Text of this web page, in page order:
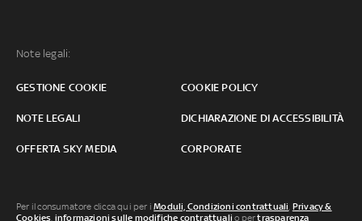
Note legali:
GESTIONE COOKIE COOKIE POLICY
NOTE LEGALI DICHIARAZIONE DI ACCESSIBILITÀ
OFFERTA SKY MEDIA CORPORATE
Per il consumatore clicca qui per iModuli, Condizioni contrattuali Privacy &
Cookies informazioni sulle modifiche contrattuali o pertrasparenza